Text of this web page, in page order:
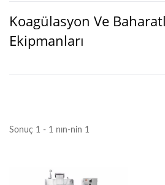
Koagülasyon Ve
Ekipmanları
Sonuç 1 - 1 nın-nin 1